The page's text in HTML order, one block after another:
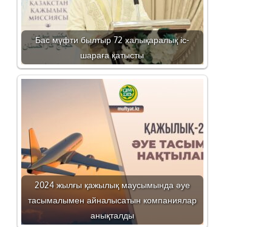
Бас мүфти былтыр 72 халықаралық іс-
шараға қатысты
2024 жылғы қажылық маусымында әуе
тасымалымен айналысатын компаниялар
анықталды